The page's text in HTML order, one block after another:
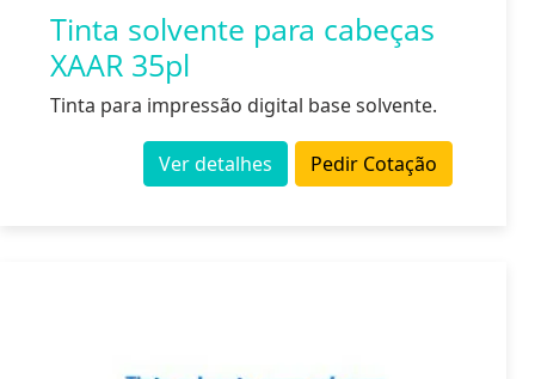
Tinta solvente para cabeças
XAAR 35pl
Tinta para impressão digital base solvente.
Pedir Cotação
Ver detalhes